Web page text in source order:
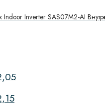
Indoor Inverter SAS07M2-AI